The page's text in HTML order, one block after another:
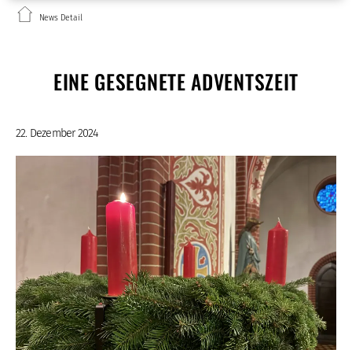
News Detail
EINE GESEGNETE ADVENTSZEIT
22. Dezember 2024